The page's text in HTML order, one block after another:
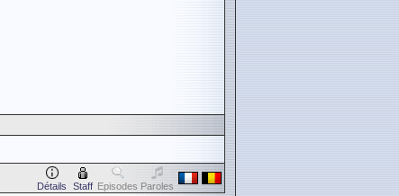
Détails Staff Episodes Paroles